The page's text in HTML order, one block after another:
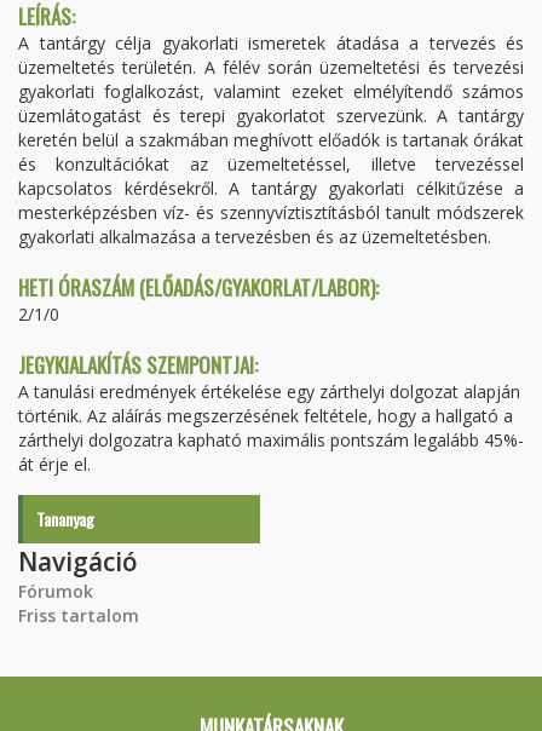
LEÍRÁS:
A tantárgy célja gyakorlati ismeretek átadása a tervezés és
üzemeltetés területén. A félév során üzemeltetési és tervezési
gyakorlati foglalkozást, valamint ezeket elmélyítendő számos
üzemlátogatást és terepi gyakorlatot szervezünk. A tantárgy
keretén belül a szakmában meghívott előadók is tartanak órákat
és konzultációkat az üzemeltetéssel, illetve tervezéssel
kapcsolatos kérdésekről. A tantárgy gyakorlati célkitűzése a
mesterképzésben víz- és szennyvíztisztításból tanult módszerek
gyakorlati alkalmazása a tervezésben és az üzemeltetésben.
HETI ÓRASZÁM (ELŐADÁS/GYAKORLAT/LABOR):
2/1/0
JEGYKIALAKÍTÁS SZEMPONTJAI:
A tanulási eredmények értékelése egy zárthelyi dolgozat alapján
történik. Az aláírás megszerzésének feltétele, hogy a hallgató a
zárthelyi dolgozatra kapható maximális pontszám legalább 45%-
át érje el.
Tananyag
Navigáció
Fórumok
Friss tartalom